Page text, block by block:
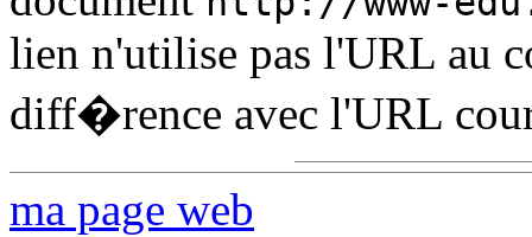
lien n'utilise pas l'URL au
diff�rence avec l'URL
ma page web